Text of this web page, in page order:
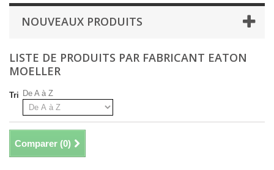
NOUVEAUX PRODUITS
LISTE DE PRODUITS PAR FABRICANT EATON
MOELLER
Tri De A à Z
Comparer (0)